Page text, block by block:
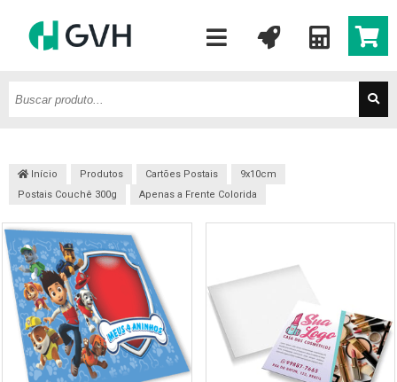
Início Produtos Cartões Postais
9x10cm
Postais Couchê 300g
Apenas a Frente Colorida